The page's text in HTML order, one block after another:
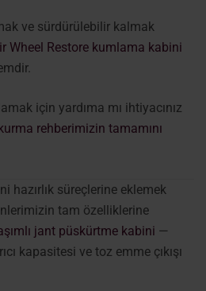
ve sürdürülebilir kalmak
Wheel Restore kumlama kabini
için yardıma mı ihtiyacınız
rehberimizin tamamını
hazırlık süreçlerine eklemek
tam özelliklerine
jant püskürtme kabini —
kapasitesi ve toz emme çıkışı